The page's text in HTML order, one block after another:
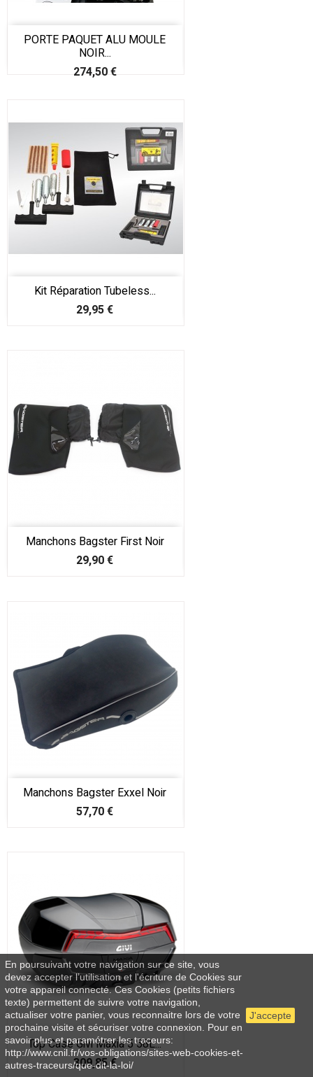
PORTE PAQUET ALU MOULE
NOIR...
Prix
274,50 €
Kit Réparation Tubeless...
Prix
29,95 €
Manchons Bagster First Noir
Prix
29,90 €
Manchons Bagster Exxel Noir
Prix
57,70 €
Top Case Givi Maxia 5 58L...
Prix
309,85 €
En poursuivant votre navigation sur ce site, vous
devez accepter l’utilisation et l'écriture de Cookies sur
votre appareil connecté. Ces Cookies (petits fichiers
texte) permettent de suivre votre navigation,
actualiser votre panier, vous reconnaitre lors de votre
prochaine visite et sécuriser votre connexion. Pour en
savoir plus et paramétrer les traceurs:
http://www.cnil.fr/vos-obligations/sites-web-cookies-et-
autres-traceurs/que-dit-la-loi/
J'accepte